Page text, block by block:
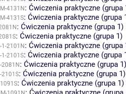
4131N : Ćwiczenia praktyczne (grupa
4131S: Ćwiczenia praktyczne (grupa
: Ćwiczenia praktyczne (grupa 1)
: Ćwiczenia praktyczne (grupa 1)
1-2101N : Ćwiczenia praktyczne (grupa
1-2101S: Ćwiczenia praktyczne (grupa
2081N : Ćwiczenia praktyczne (grupa 1)
2101S: Ćwiczenia praktyczne (grupa 1)
: Ćwiczenia praktyczne (grupa 1)